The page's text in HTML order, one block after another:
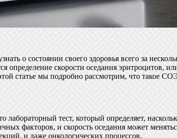
о состоянии своего здоровья всего за
определение скорости оседания
статье мы подробно рассмотрим, что такое
тест, который определяет,
факторов, и скорость оседания может
и даже онкологических процессов.